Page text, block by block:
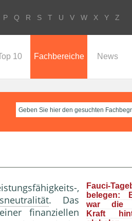
P Q R S T U V W X Y Z
10 Fachbereiche News
,
. Das
finanziellen
Fauci-
belegen:
war die
Kraft